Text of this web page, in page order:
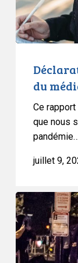
du
Ce
que nous
pandémie…
juillet 9,
Le
gouvernement
de
l’Ontario
accepte